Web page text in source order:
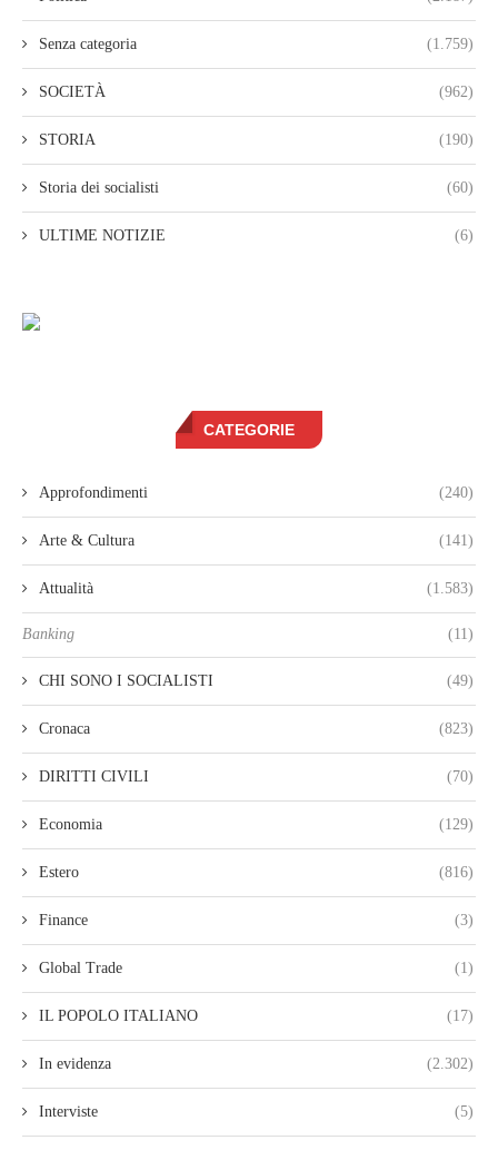
Senza categoria (1.759)
SOCIETÀ (962)
STORIA (190)
Storia dei socialisti (60)
ULTIME NOTIZIE (6)
CATEGORIE
Approfondimenti (240)
Arte & Cultura (141)
Attualità (1.583)
Banking (11)
CHI SONO I SOCIALISTI (49)
Cronaca (823)
DIRITTI CIVILI (70)
Economia (129)
Estero (816)
Finance (3)
Global Trade (1)
IL POPOLO ITALIANO (17)
In evidenza (2.302)
Interviste (5)